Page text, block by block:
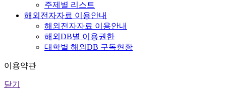
주제별 리스트
해외전자자료 이용안내
해외전자자료 이용안내
해외DB별 이용권한
대학별 해외DB 구독현황
이용약관
닫기